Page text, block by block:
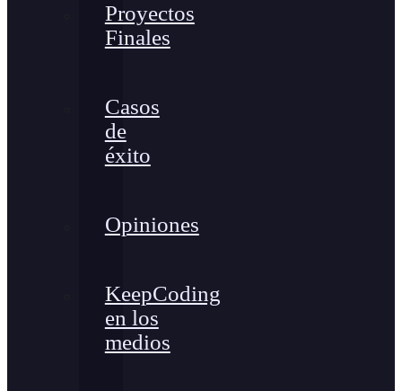
Proyectos
Finales
Casos
de
éxito
Opiniones
KeepCoding
en los
medios